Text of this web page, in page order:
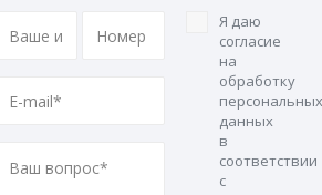
Я даю
согласие
на
обработку
персональных
данных
в
соответствии
с